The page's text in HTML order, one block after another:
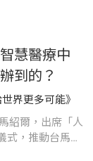
慧醫療中
到的？
界更多可能》
紹爾，出席「人
式，推動台馬智